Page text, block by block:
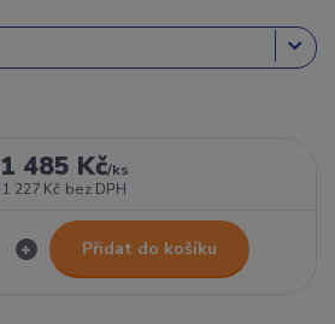
1 485 Kč/ks
1 227 Kč bez DPH
Přidat do košíku